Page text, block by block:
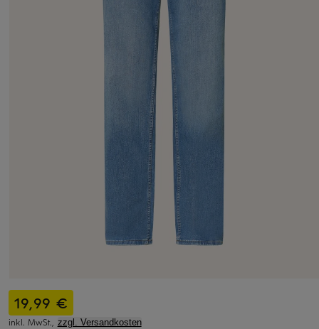
19,99 €
inkl. MwSt., zzgl. Versandkosten